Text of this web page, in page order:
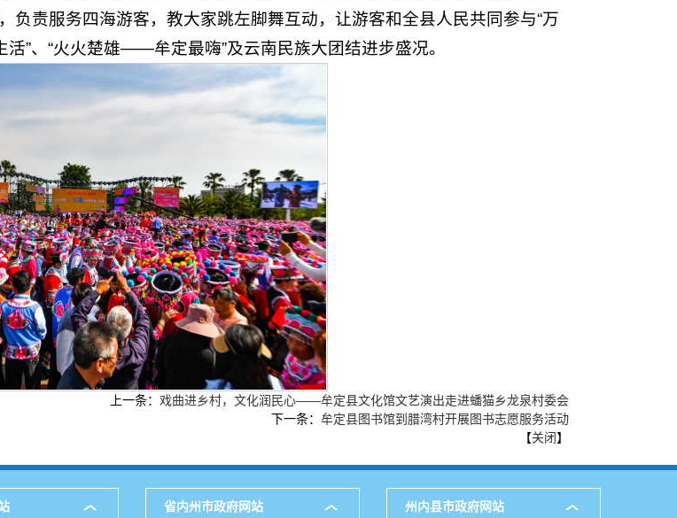
负责服务四海游客，教大家跳左脚舞互动，让游客和全县人民共同参与“万
”、“火火楚雄——牟定最嗨”及云南民族大团结进步盛况。
上一条： 戏曲进乡村，文化润民心——牟定县文化馆文艺演出走进蟠猫乡龙泉村委会
下一条： 牟定县图书馆到腊湾村开展图书志愿服务活动
【关闭】
省内州市政府网站 州内县市政府网站